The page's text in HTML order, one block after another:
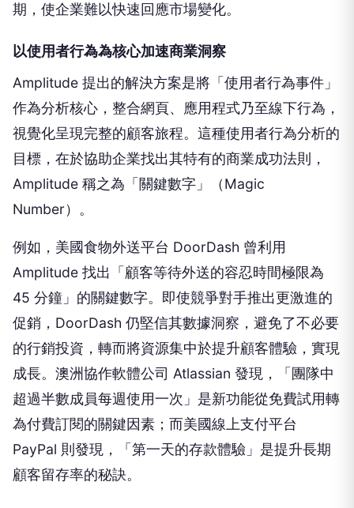
期，使企業難以快速回應市場變化。
以使用者行為為核心加速商業洞察
Amplitude 提出的解決方案是將「使用者行為事件」
作為分析核心，整合網頁、應用程式乃至線下行為，
視覺化呈現完整的顧客旅程。這種使用者行為分析的
目標，在於協助企業找出其特有的商業成功法則，
Amplitude 稱之為「關鍵數字」（Magic
Number）。
例如，美國食物外送平台 DoorDash 曾利用
Amplitude 找出「顧客等待外送的容忍時間極限為
45 分鐘」的關鍵數字。即使競爭對手推出更激進的
促銷，DoorDash 仍堅信其數據洞察，避免了不必要
的行銷投資，轉而將資源集中於提升顧客體驗，實現
成長。澳洲協作軟體公司 Atlassian 發現，「團隊中
超過半數成員每週使用一次」是新功能從免費試用轉
為付費訂閱的關鍵因素；而美國線上支付平台
PayPal 則發現，「第一天的存款體驗」是提升長期
顧客留存率的秘訣。